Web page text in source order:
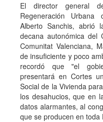
El director general
Regeneración Urbana
Alberto Sanchis, abrió
decana autonómica del
Comunitat Valenciana,
de insuficiente y poco
recordó que "el
presentará en Cortes
Social de la Vivienda
los desahucios, que en
datos alarmantes, al
que se producen en toda